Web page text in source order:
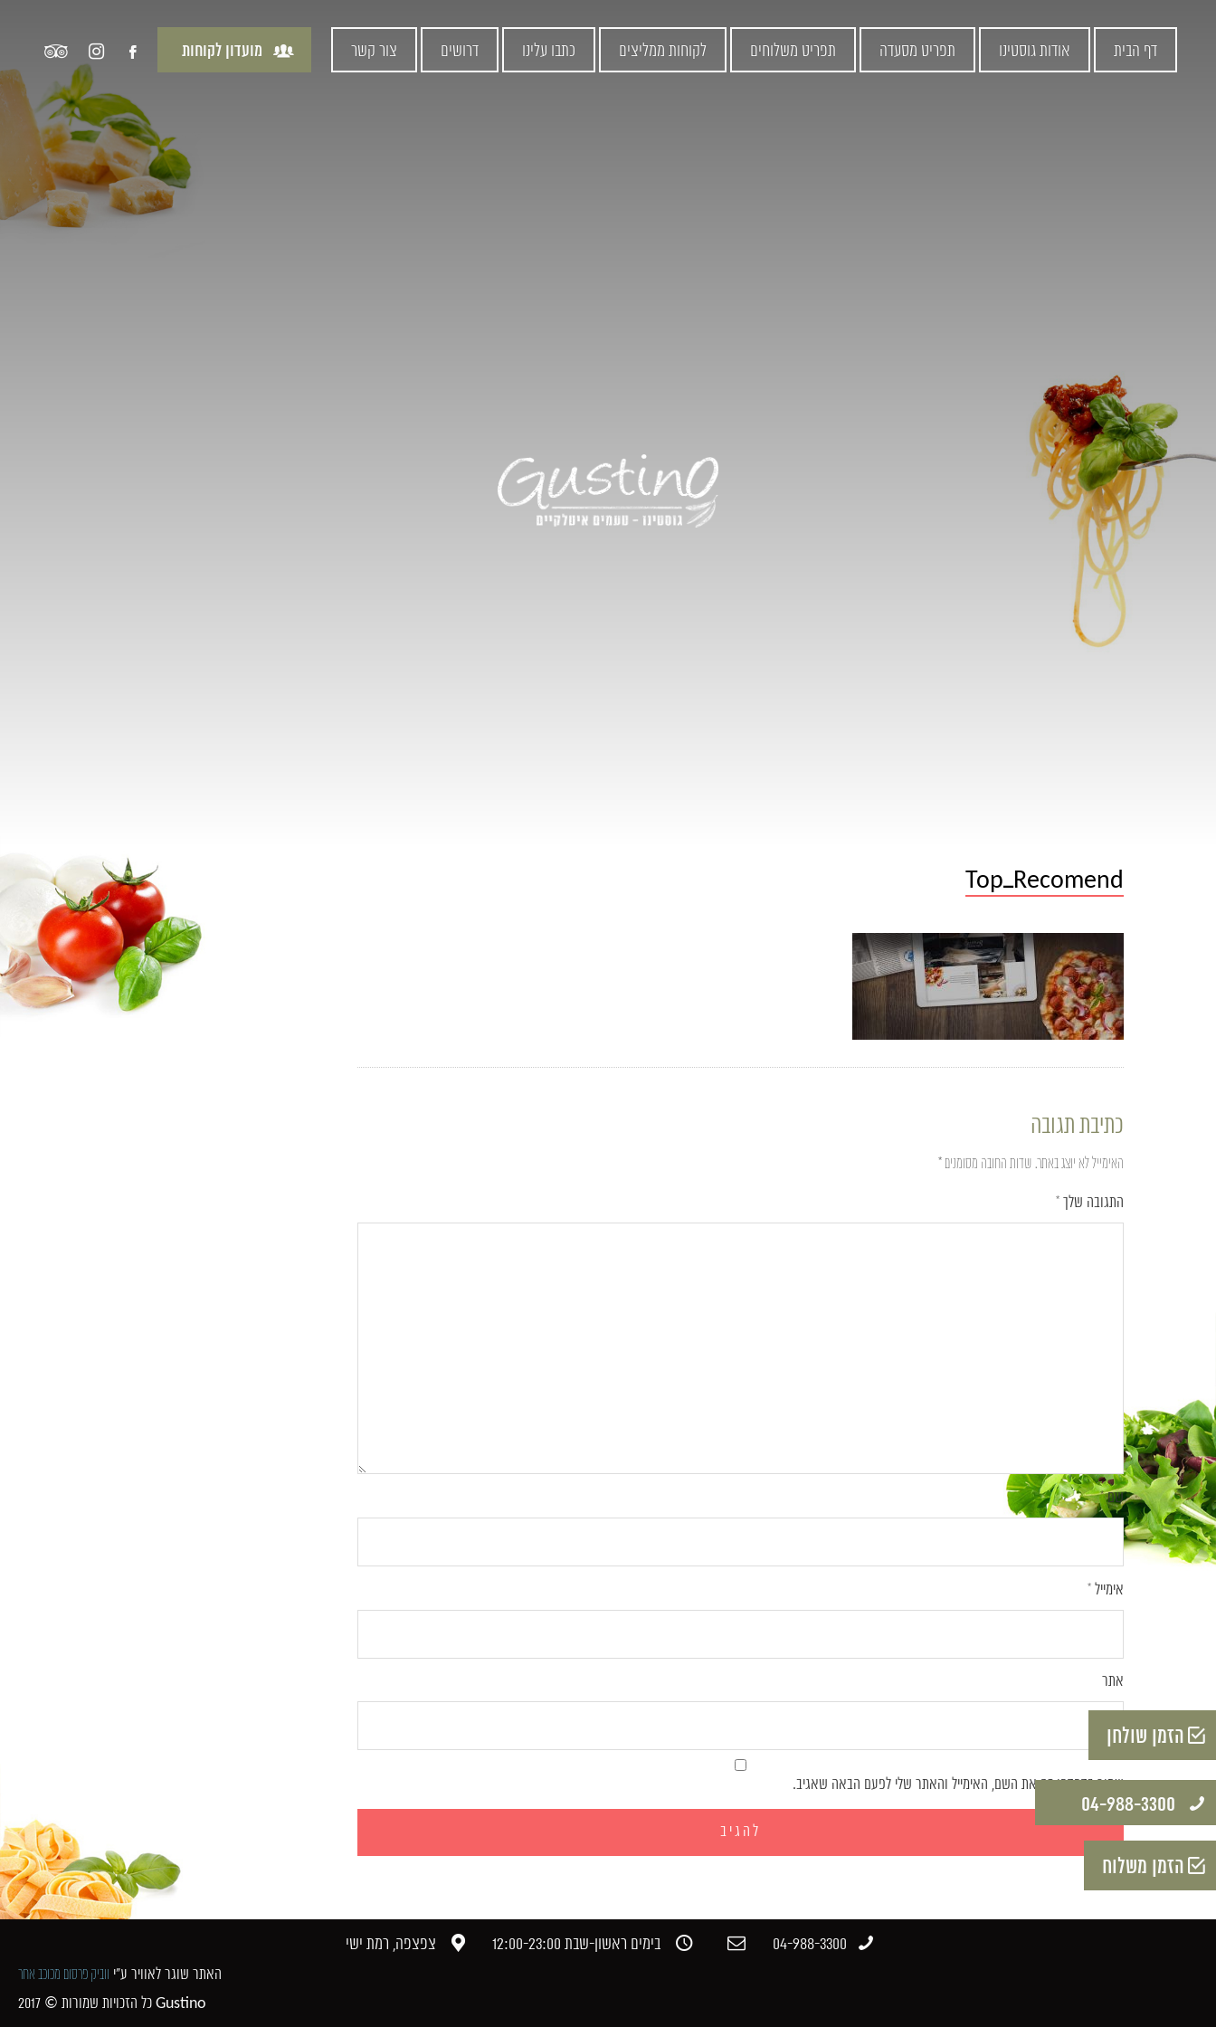
דף הבית אודות גוסטינו תפריט מסעדה תפריט משלוחים לקוחות ממליצים כתבו עלינו דרושים צור קשר מועדון לקוחות
Top_Recomend
כתיבת תגובה
האימייל לא יוצג באתר. שדות החובה מסומנים *
התגובה שלך *
שם*
אימייל *
אתר
שמור בדפדפן זה את השם, האימייל והאתר שלי לפעם הבאה שאגיב.
הזמן שולחן
04-988-3300​
הזמן משלוח
04-988-3300​ בימים ראשון-שבת 12:00-23:00​ צפצפה, רמת ישי​
האתר שוגר לאוויר ע"י ווביק פרסום מכוכב אחר
כל הזכויות שמורות © 2017 Gustino